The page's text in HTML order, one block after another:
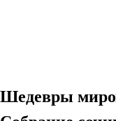
Шедевры